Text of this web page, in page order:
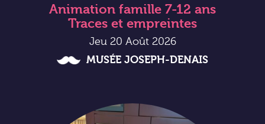
Animation famille 7-12 ans
Traces et empreintes
Jeu 20 Août 2026
MUSÉE JOSEPH-DENAIS